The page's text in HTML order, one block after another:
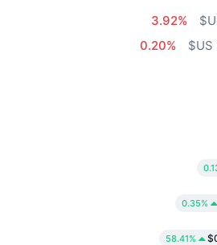
3.92%
0.20%
0.35%
58.41%